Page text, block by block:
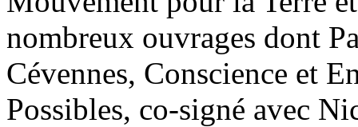
nombreux ouvrages dont
Cévennes, Conscience et
Possibles, co-signé avec